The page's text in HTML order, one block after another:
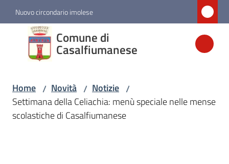
Vai al contenuto
Vai alla navigazione
Vai al footer
Nuovo circondario imolese
Comune di
Casalfiumanese
Comune di
Casalfiumanese
Amministrazione
Home / Novità / Notizie /
Settimana della Celiachia: menù speciale nelle mense
scolastiche di Casalfiumanese